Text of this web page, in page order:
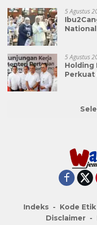
5 Agustus
5 Agustus
Holding
Perkuat
Indeks Kode Etik
Disclaimer